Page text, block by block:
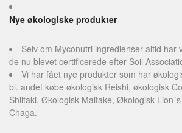
Nye økologiske produkter
Selv om Myconutri ingredienser altid
de nu blevet certificerede efter Soil
Vi har fået nye produkter som har
bl. andet købe økologisk Reishi, økologisk
Shiitaki, Økologisk Maitake, Økologisk
Chaga.